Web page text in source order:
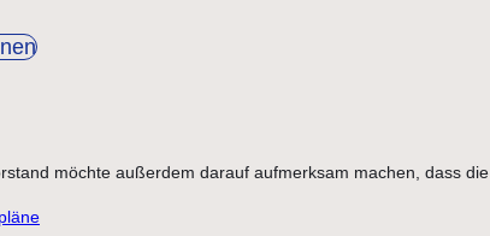
möchte außerdem darauf aufmerksam machen, dass